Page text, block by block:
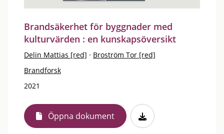
Brandsäkerhet för byggnader med
kulturvärden : en kunskapsöversikt
Delin Mattias [red] · Broström Tor [red]
Brandforsk
2021
Öppna dokument